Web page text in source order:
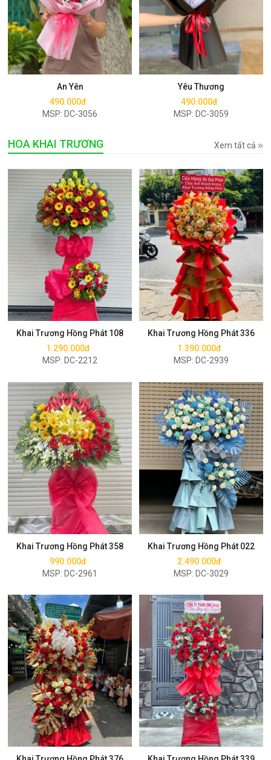
An Yên
490.000đ
MSP: DC-3056
Mua ngay
Yêu Thương
490.000đ
MSP: DC-3059
Mua ngay
HOA KHAI TRƯƠNG Xem tất cả
Khai Trương Hồng Phát 108
1.290.000đ
MSP: DC-2212
Mua ngay
Khai Trương Hồng Phát 336
1.390.000đ
MSP: DC-2939
Mua ngay
Khai Trương Hồng Phát 358
990.000đ
MSP: DC-2961
Mua ngay
Khai Trương Hồng Phát 022
2.490.000đ
MSP: DC-3029
Mua ngay
Mua ngay Mua ngay